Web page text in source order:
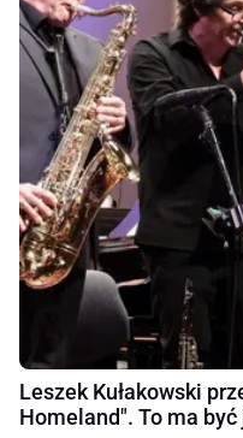
Leszek Kułakowski
Homeland". To ma